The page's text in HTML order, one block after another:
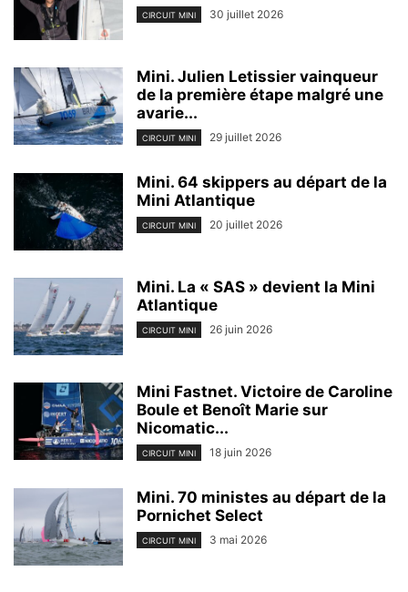
CIRCUIT MINI 30 juillet 2026
Mini. Julien Letissier vainqueur
de la première étape malgré une
avarie...
CIRCUIT MINI 29 juillet 2026
Mini. 64 skippers au départ de la
Mini Atlantique
CIRCUIT MINI 20 juillet 2026
Mini. La « SAS » devient la Mini
Atlantique
CIRCUIT MINI 26 juin 2026
Mini Fastnet. Victoire de Caroline
Boule et Benoît Marie sur
Nicomatic...
CIRCUIT MINI 18 juin 2026
Mini. 70 ministes au départ de la
Pornichet Select
CIRCUIT MINI 3 mai 2026